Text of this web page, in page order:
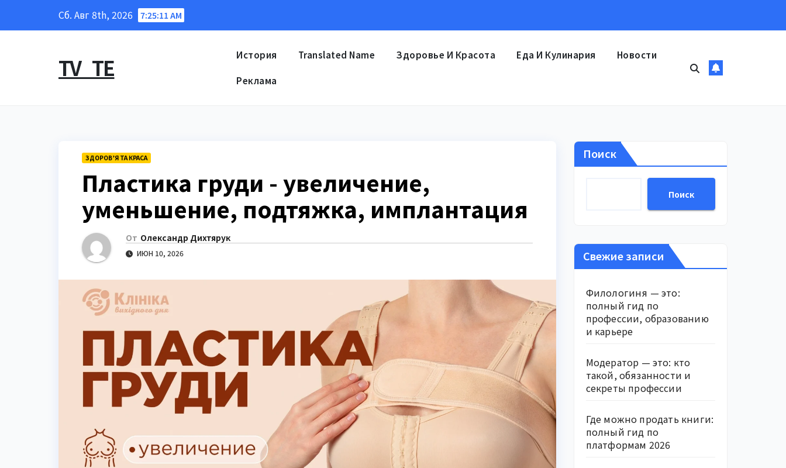
Сб. Авг 8th, 2026 7:25:12 AM
TV_TE История Translated Name Здоровье И Красота Еда И Кулинария Новости
Реклама
ЗДОРОВ’Я ТА КРАСА
Пластика груди - увеличение,
уменьшение, подтяжка, имплантация
От Олександр Дихтярук
ИЮН 10, 2026
Поиск
Поиск
Свежие записи
Филологиня — это:
полный гид по
профессии, образованию
и карьере
Модератор — это: кто
такой, обязанности и
секреты профессии
Где можно продать книги:
полный гид по
платформам 2026